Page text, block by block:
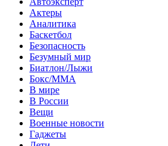
Актеры
Аналитика
Баскетбол
Безопасность
Безумный мир
Биатлон/Лыжи
Бокс/MMA
В мире
В России
Вещи
Военные новости
Гаджеты